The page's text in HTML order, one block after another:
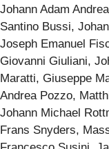
Johann Adam
Santino Bussi,
Joseph Emanuel
Giovanni Giuliani,
Maratti, Giuseppe
Andrea Pozzo,
Johann Michael
Frans Snyders,